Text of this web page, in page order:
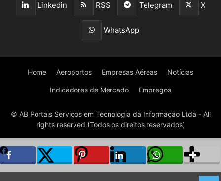
Linkedin RSS Telegram X
WhatsApp
Home Aeroportos Empresas Aéreas Notícias
Indicadores de Mercado Empregos
© AB Portais Serviços em Tecnologia da Informação Ltda - All
rights reserved (Todos os direitos reservados)